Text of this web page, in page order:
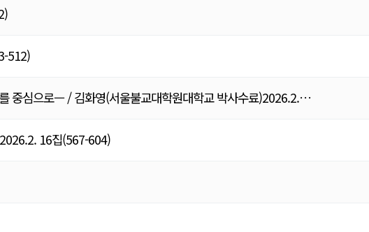
512)
중심으로— / 김화영(서울불교대학원대학교 박사수료)2026.2.…
16집(567-604)